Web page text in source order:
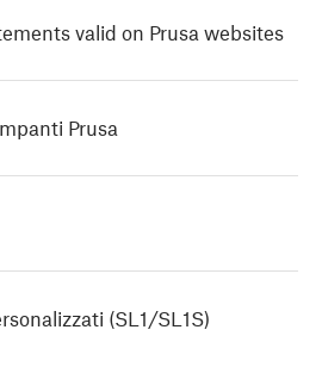
valid on Prusa websites
Prusa
(SL1/SL1S)